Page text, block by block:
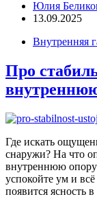
Юлия
13.09.2025
Внутренняя
Про
Где искать
снаружи? На что
внутреннюю
успокойте ум и
появится ясность